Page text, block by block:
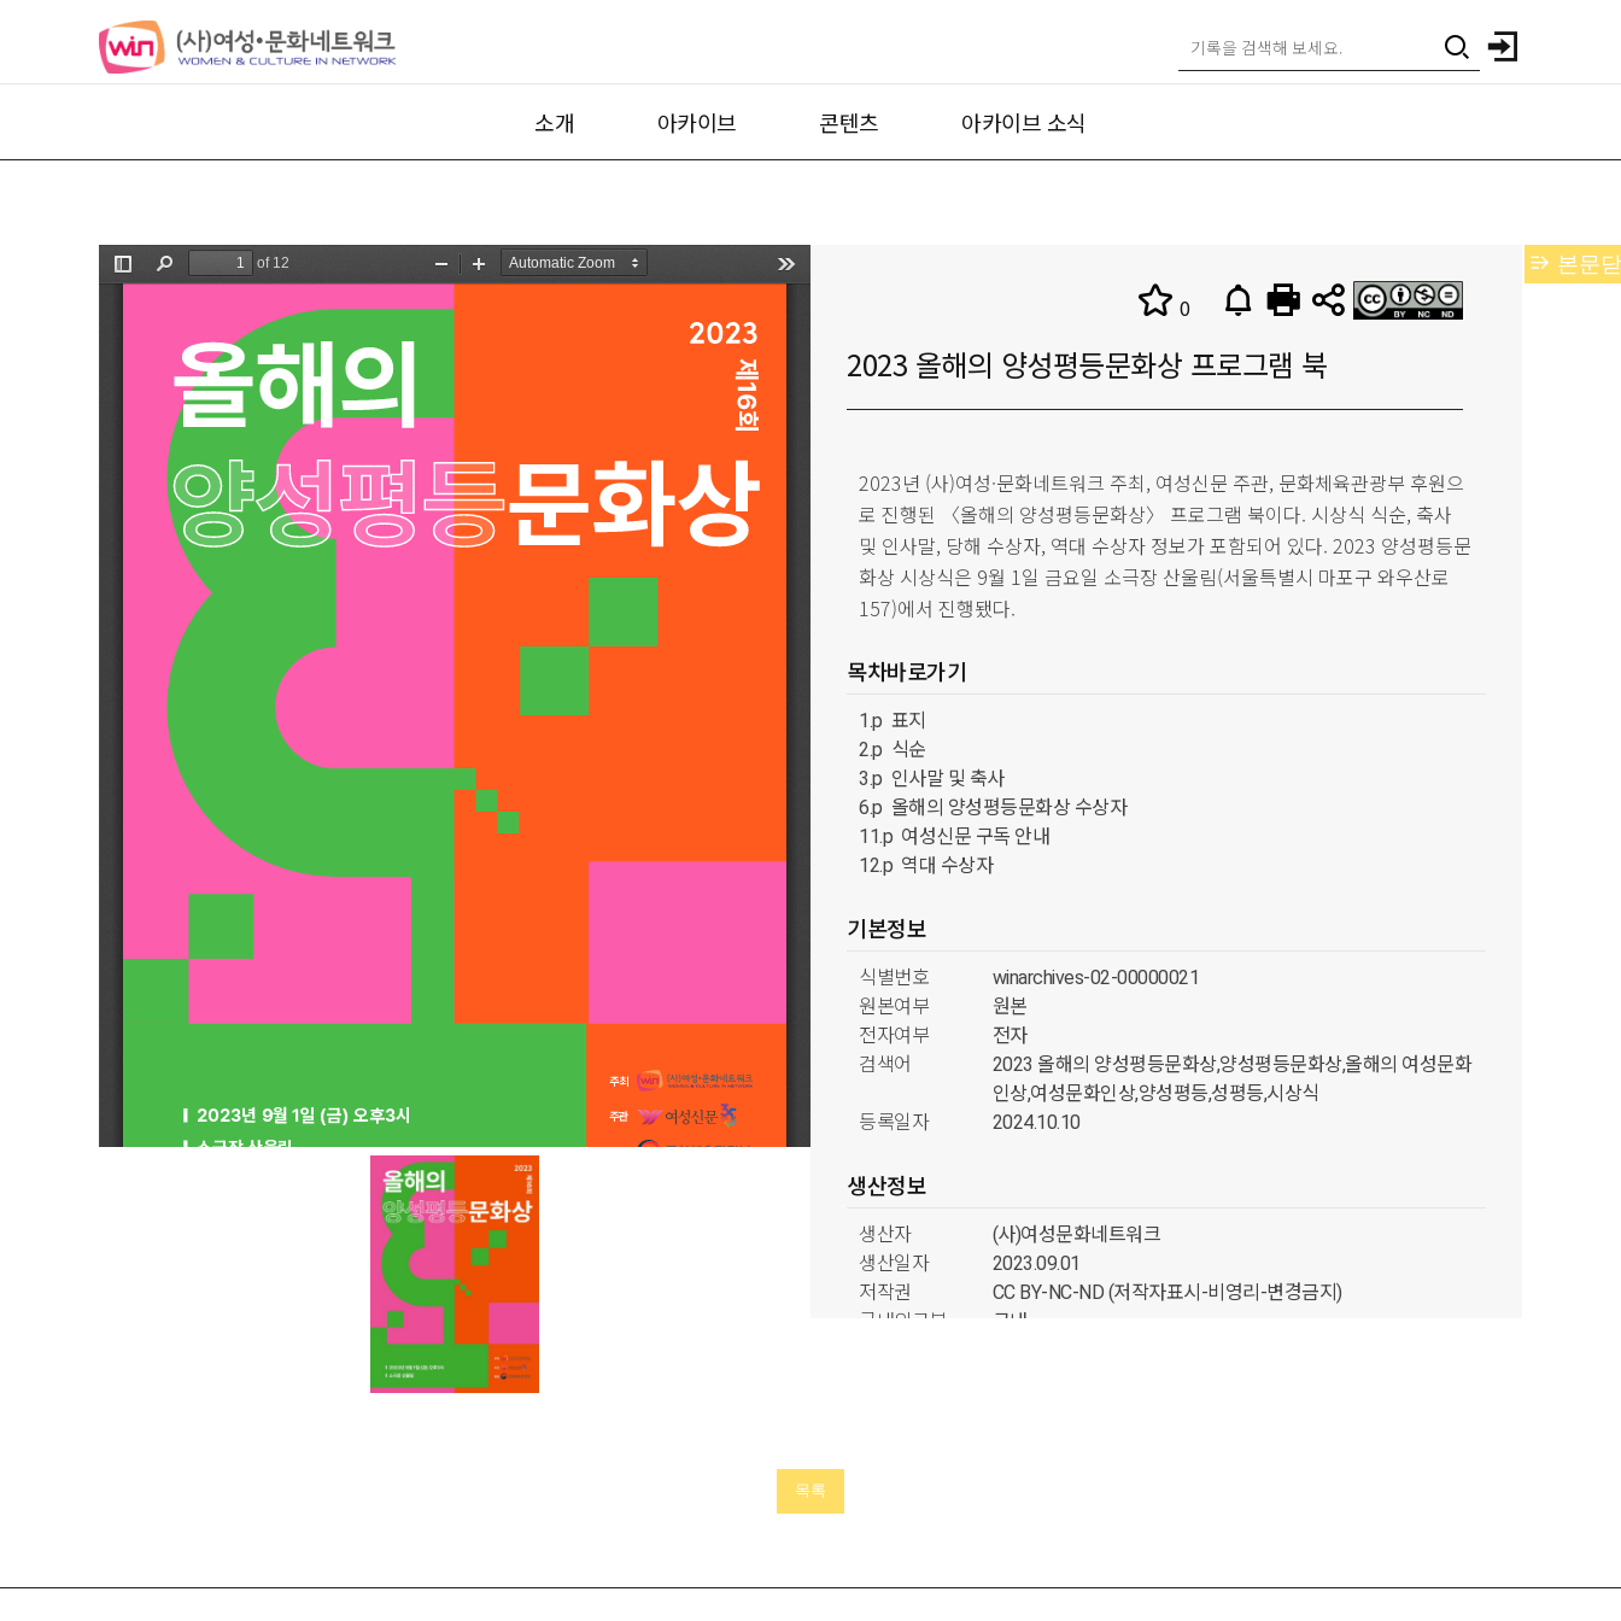
소개 아카이브 콘텐츠 아카이브 소식
본문
0
2023 올해의 양성평등문화상 프로그램 북
2023년 (사)여성·문화네트워크 주최, 여성신문 주관, 문화체육관광부 후원으
로 진행된 〈올해의 양성평등문화상〉 프로그램 북이다. 시상식 식순, 축사
및 인사말, 당해 수상자, 역대 수상자 정보가 포함되어 있다. 2023 양성평등문
화상 시상식은 9월 1일 금요일 소극장 산울림(서울특별시 마포구 와우산로
157)에서 진행됐다.
목차바로가기
1.p 표지
2.p 식순
3.p 인사말 및 축사
6.p 올해의 양성평등문화상 수상자
11.p 여성신문 구독 안내
12.p 역대 수상자
기본정보
식별번호
winarchives-02-00000021
원본여부
원본
전자여부
전자
검색어
2023 올해의 양성평등문화상,양성평등문화상,올해의 여성문화
인상,여성문화인상,양성평등,성평등,시상식
등록일자
2024.10.10
생산정보
생산자
(사)여성문화네트워크
생산일자
2023.09.01
저작권
CC BY-NC-ND (저작자표시-비영리-변경금지)
국내외구분
국내
목록